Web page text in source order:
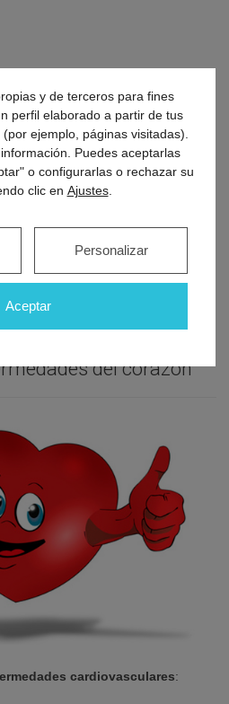
modificables:
antecedentes familiares.
modificables como la edad (el
década a partir de los 55 años), el
en hombres), etnicidad (las
y el estatus socieconómico.
del corazón
cardiovasculares:
y de terceros para fines
perfil elaborado a partir de tus
ejemplo, páginas visitadas).
Puedes aceptarlas
o configurarlas o rechazar su
clic en Ajustes.
Aceptar
Personalizar